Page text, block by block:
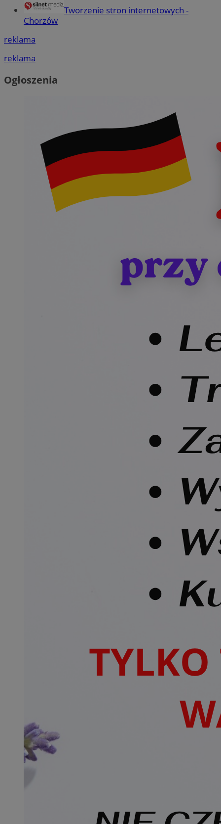
Tworzenie stron internetowych -
Chorzów
reklama
reklama
Ogłoszenia